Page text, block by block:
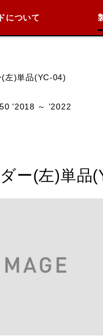
について
左)単品(YC-04)
'2018 ～ '2022
ー(左)単品